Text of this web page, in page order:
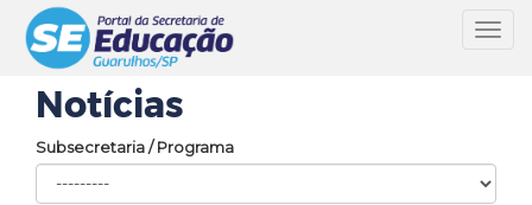
Notícias
Subsecretaria / Programa